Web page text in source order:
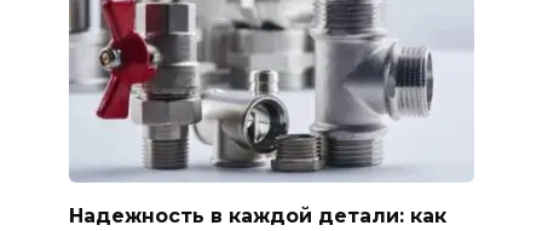
Надежность в каждой детали: как